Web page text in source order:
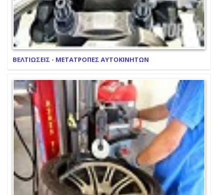
ΒΕΛΤΙΩΣΕΙΣ - ΜΕΤΑΤΡΟΠΕΣ ΑΥΤΟΚΙΝΗΤΩΝ